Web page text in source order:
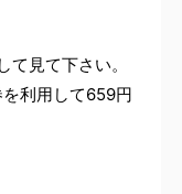
見て下さい。
利用して659円